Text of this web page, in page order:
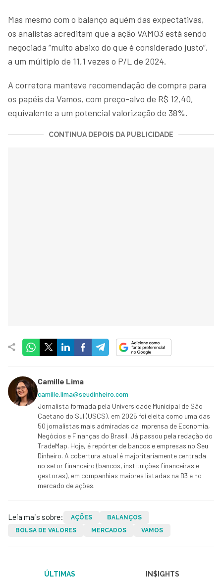
Mas mesmo com o balanço aquém das expectativas,
os analistas acreditam que a ação VAMO3 está sendo
negociada “muito abaixo do que é considerado justo”,
a um múltiplo de 11,1 vezes o P/L de 2024.
A corretora manteve recomendação de compra para
os papéis da Vamos, com preço-alvo de R$ 12,40,
equivalente a um potencial valorização de 38%.
CONTINUA DEPOIS DA PUBLICIDADE
Camille Lima
camille.lima@seudinheiro.com
Jornalista formada pela Universidade Municipal de São
Caetano do Sul (USCS), em 2025 foi eleita como uma das
50 jornalistas mais admiradas da imprensa de Economia,
Negócios e Finanças do Brasil. Já passou pela redação do
TradeMap. Hoje, é repórter de bancos e empresas no Seu
Dinheiro. A cobertura atual é majoritariamente centrada
no setor financeiro (bancos, instituições financeiras e
gestoras), em companhias maiores listadas na B3 e no
mercado de ações.
Leia mais sobre: AÇÕES
BALANÇOS
BOLSA DE VALORES
MERCADOS VAMOS
ÚLTIMAS IN$IGHTS